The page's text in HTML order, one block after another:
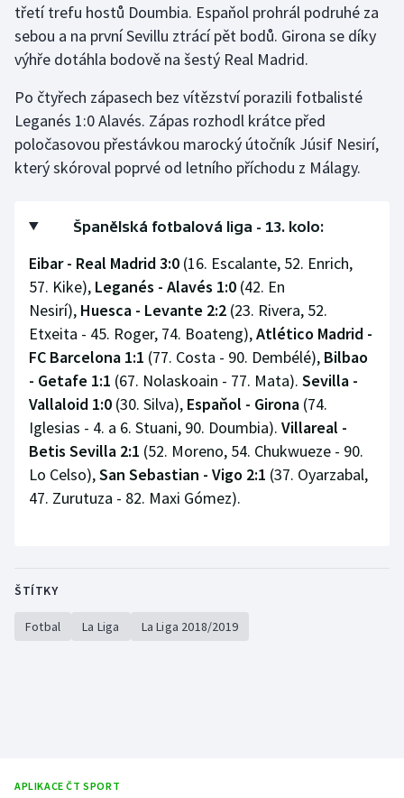
třetí trefu hostů Doumbia. Espaňol prohrál podruhé za
sebou a na první Sevillu ztrácí pět bodů. Girona se díky
výhře dotáhla bodově na šestý Real Madrid.
Po čtyřech zápasech bez vítězství porazili fotbalisté
Leganés 1:0 Alavés. Zápas rozhodl krátce před
poločasovou přestávkou marocký útočník Júsif Nesirí,
který skóroval poprvé od letního příchodu z Málagy.
Španělská fotbalová liga - 13. kolo:
Eibar - Real Madrid 3:0 (16. Escalante, 52. Enrich,
57. Kike), Leganés - Alavés 1:0 (42. En
Nesirí), Huesca - Levante 2:2 (23. Rivera, 52.
Etxeita - 45. Roger, 74. Boateng),Atlético Madrid -
FC Barcelona 1:1 (77. Costa - 90. Dembélé), Bilbao
- Getafe 1:1 (67. Nolaskoain - 77. Mata). Sevilla -
Vallaloid 1:0 (30. Silva), Espaňol - Girona (74.
Iglesias - 4. a 6. Stuani, 90. Doumbia). Villareal -
Betis Sevilla 2:1 (52. Moreno, 54. Chukwueze - 90.
Lo Celso),San Sebastian - Vigo 2:1 (37. Oyarzabal,
47. Zurutuza - 82. Maxi Gómez).
ŠTÍTKY
Fotbal La Liga La Liga 2018/2019
APLIKACE ČT SPORT